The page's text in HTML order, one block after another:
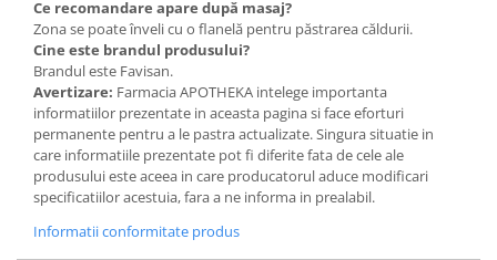
Ce recomandare apare după masaj?
Zona se poate înveli cu o flanelă pentru păstrarea căldurii.
Cine este brandul produsului?
Brandul este Favisan.
Avertizare: Farmacia APOTHEKA intelege importanta
informatiilor prezentate in aceasta pagina si face eforturi
permanente pentru a le pastra actualizate. Singura situatie in
care informatiile prezentate pot fi diferite fata de cele ale
produsului este aceea in care producatorul aduce modificari
specificatiilor acestuia, fara a ne informa in prealabil.
Informatii conformitate produs